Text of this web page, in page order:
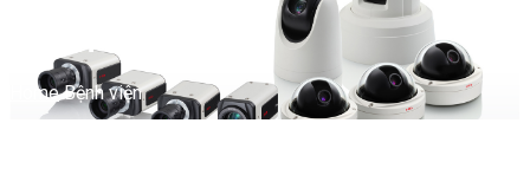
Bệnh viện
Home Bệnh viện